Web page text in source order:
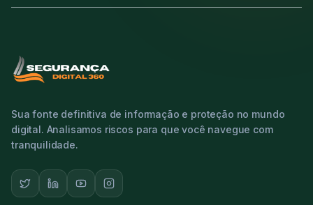
Sua fonte definitiva de informação e proteção no mundo
digital. Analisamos riscos para que você navegue com
tranquilidade.